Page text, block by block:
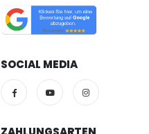
SOCIAL MEDIA